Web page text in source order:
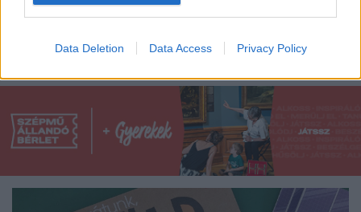
Data Deletion Data Access Privacy Policy
Akik rendszeresen olvasnak minket, már
kezűleg készített dekorációk és ajándéktárgyak ...